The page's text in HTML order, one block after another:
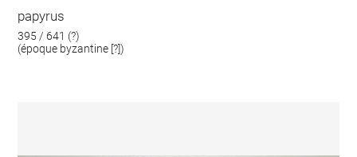
papyrus
395 / 641 (?)
(époque byzantine [?])